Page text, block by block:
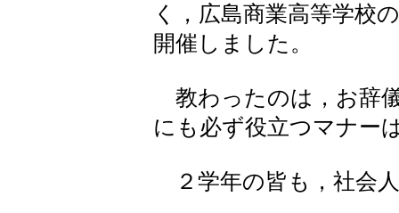
く，広島商業高等学校
開催しました。
教わったのは，お辞
にも必ず役立つマナー
２学年の皆も，社会